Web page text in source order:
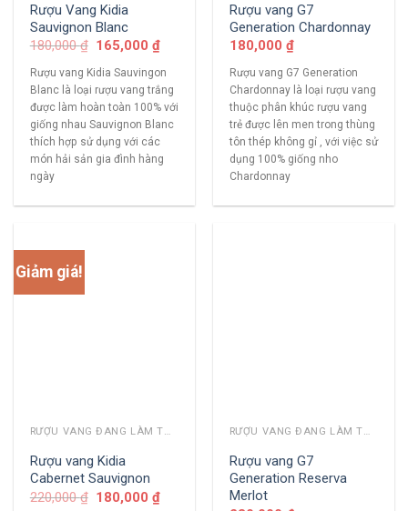
Rượu Vang Kidia
Sauvignon Blanc
180,000₫ 165,000₫
Rượu vang Kidia Sauvingon
Blanc là loại rượu vang trắng
được làm hoàn toàn 100% với
giống nhau Sauvignon Blanc
thích hợp sử dụng với các
món hải sản gia đình hàng
ngày
Rượu vang G7
Generation Chardonnay
180,000 ₫
Rượu vang G7 Generation
Chardonnay là loại rượu vang
thuộc phân khúc rượu vang
trẻ được lên men trong thùng
tôn thép không gỉ , với việc sử
dụng 100% giống nho
Chardonnay
Giảm giá!
Rượu vang Kidia
Cabernet Sauvignon
220,000₫ 180,000₫
Rượu vang G7
Generation Reserva
Merlot